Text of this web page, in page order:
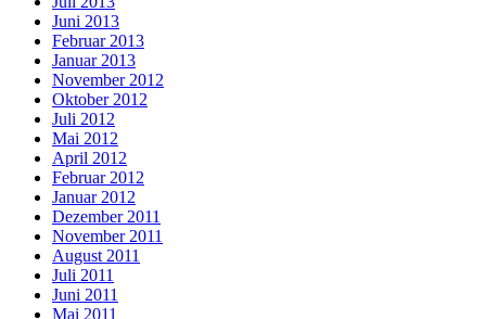
Juni 2013
Februar 2013
Januar 2013
November 2012
Oktober 2012
Juli 2012
Mai 2012
April 2012
Februar 2012
Januar 2012
Dezember 2011
November 2011
August 2011
Juli 2011
Juni 2011
Mai 2011